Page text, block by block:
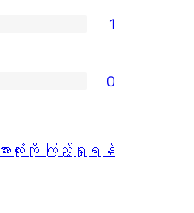
1
0
သုံးသပ်
အားလုံးကို ကြည့်ရှုရန်